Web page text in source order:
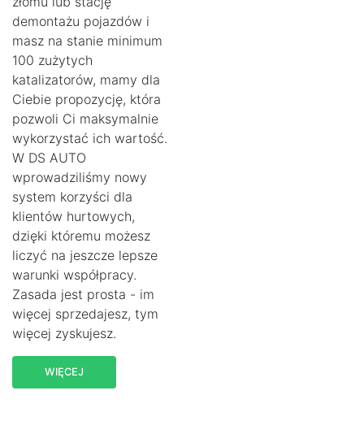
demontażu pojazdów i
masz na stanie minimum
100 zużytych
katalizatorów, mamy dla
Ciebie propozycję, która
pozwoli Ci maksymalnie
wykorzystać ich wartość.
W DS AUTO
wprowadziliśmy nowy
system korzyści dla
klientów hurtowych,
dzięki któremu możesz
liczyć na jeszcze lepsze
warunki współpracy.
Zasada jest prosta - im
więcej sprzedajesz, tym
więcej zyskujesz.
WIĘCEJ